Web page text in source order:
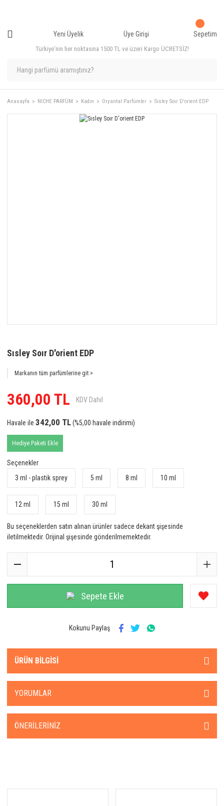
Türkiye'nin her noktasına 1500 TL ve üzeri Kargo ÜCRETSİZ!
Yeni Üyelik Üye Girişi Sepetim
Anasayfa NICHE PARFÜM Kadın Oryantal Parfümler Sısley Soır D'orient EDP
Sısley Soır D'orient EDP
Markanın tüm parfümlerine git >
360,00 TL KDV Dahil
Havale ile 342,00 TL(%5,00 havale indirimi)
Hediye Paketi Ekle
Seçenekler
3 ml - plastik sprey
5 ml 8 ml 10 ml
12 ml 15 ml 30 ml
Bu seçeneklerden satın alınan ürünler sadece dekant şişesinde
iletilmektedir. Orijinal şişesinde gönderilmemektedir.
Sepete Ekle
Kokunu Paylaş
ÜRÜN BILGISI
YORUMLAR
ÖNERILERINIZ